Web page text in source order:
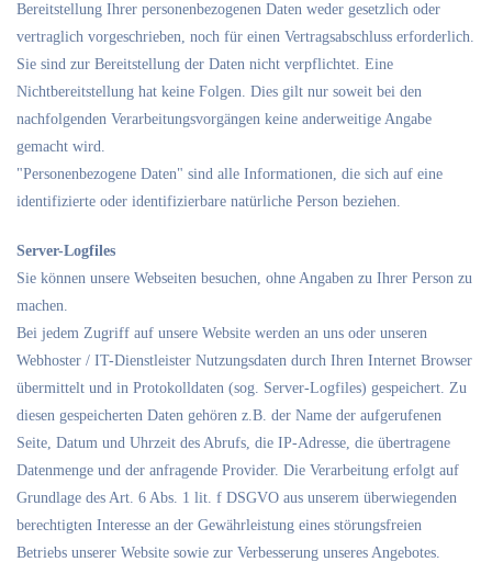
Bereitstellung Ihrer personenbezogenen Daten weder gesetzlich oder
vertraglich vorgeschrieben, noch für einen Vertragsabschluss erforderlich.
Sie sind zur Bereitstellung der Daten nicht verpflichtet. Eine
Nichtbereitstellung hat keine Folgen. Dies gilt nur soweit bei den
nachfolgenden Verarbeitungsvorgängen keine anderweitige Angabe
gemacht wird.
"Personenbezogene Daten" sind alle Informationen, die sich auf eine
identifizierte oder identifizierbare natürliche Person beziehen.
Server-Logfiles
Sie können unsere Webseiten besuchen, ohne Angaben zu Ihrer Person zu
machen.
Bei jedem Zugriff auf unsere Website werden an uns oder unseren
Webhoster / IT-Dienstleister Nutzungsdaten durch Ihren Internet Browser
übermittelt und in Protokolldaten (sog. Server-Logfiles) gespeichert. Zu
diesen gespeicherten Daten gehören z.B. der Name der aufgerufenen
Seite, Datum und Uhrzeit des Abrufs, die IP-Adresse, die übertragene
Datenmenge und der anfragende Provider. Die Verarbeitung erfolgt auf
Grundlage des Art. 6 Abs. 1 lit. f DSGVO aus unserem überwiegenden
berechtigten Interesse an der Gewährleistung eines störungsfreien
Betriebs unserer Website sowie zur Verbesserung unseres Angebotes.